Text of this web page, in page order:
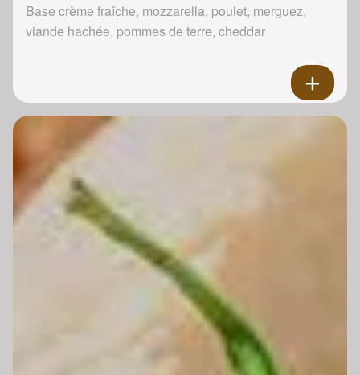
Base crème fraîche, mozzarella, poulet, merguez,
viande hachée, pommes de terre, cheddar